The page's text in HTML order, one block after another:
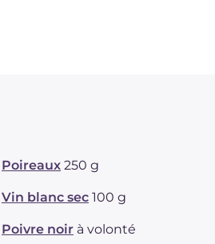
Poireaux 250 g
Vin blanc sec 100 g
Poivre noir à volonté